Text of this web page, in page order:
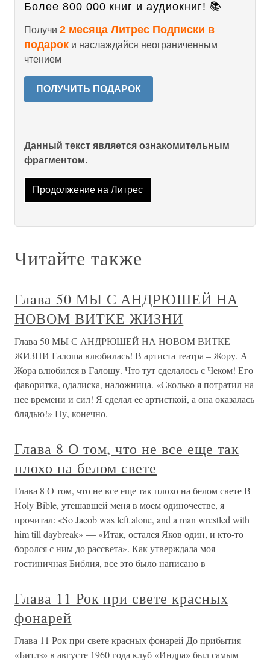
Более 800 000 книг и аудиокниг! 📚
Получи 2 месяца Литрес Подписки в
подарок и наслаждайся неограниченным
чтением
ПОЛУЧИТЬ ПОДАРОК
Данный текст является ознакомительным
фрагментом.
Продолжение на Литрес
Читайте также
Глава 50 МЫ С АНДРЮШЕЙ НА
НОВОМ ВИТКЕ ЖИЗНИ
Глава 50 МЫ С АНДРЮШЕЙ НА НОВОМ ВИТКЕ
ЖИЗНИ Галоша влюбилась! В артиста театра – Жору. А
Жора влюбился в Галошу. Что тут сделалось с Чеком! Его
фаворитка, одалиска, наложница. «Сколько я потратил на
нее времени и сил! Я сделал ее артисткой, а она оказалась
блядью!» Ну, конечно,
Глава 8 О том, что не все еще так
плохо на белом свете
Глава 8 О том, что не все еще так плохо на белом свете В
Holy Bible, утешавшей меня в моем одиночестве, я
прочитал: «So Jacob was left alone, and a man wrestled with
him till daybreak» — «Итак, остался Яков один, и кто-то
боролся с ним до рассвета». Как утверждала моя
гостиничная Библия, все это было написано в
Глава 11 Рок при свете красных
фонарей
Глава 11 Рок при свете красных фонарей До прибытия
«Битлз» в августе 1960 года клуб «Индра» был самым